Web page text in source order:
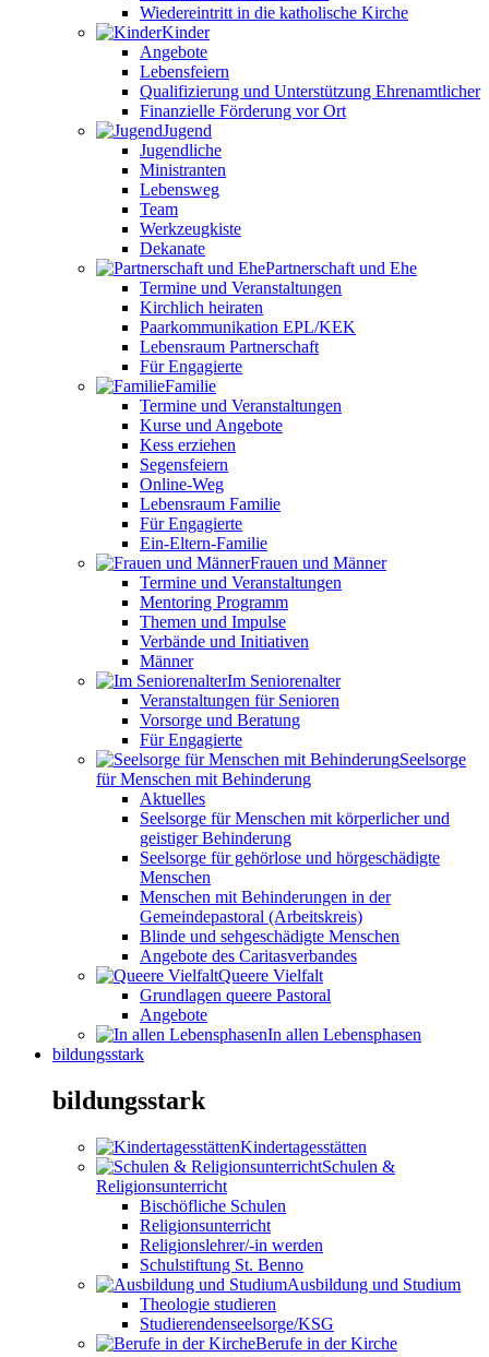
Wiedereintritt in die katholische Kirche
Kinder
Angebote
Lebensfeiern
Qualifizierung und Unterstützung Ehrenamtlicher
Finanzielle Förderung vor Ort
Jugend
Jugendliche
Ministranten
Lebensweg
Team
Werkzeugkiste
Dekanate
Partnerschaft und Ehe
Termine und Veranstaltungen
Kirchlich heiraten
Paarkommunikation EPL/KEK
Lebensraum Partnerschaft
Für Engagierte
Familie
Termine und Veranstaltungen
Kurse und Angebote
Kess erziehen
Segensfeiern
Online-Weg
Lebensraum Familie
Für Engagierte
Ein-Eltern-Familie
Frauen und Männer
Termine und Veranstaltungen
Mentoring Programm
Themen und Impulse
Verbände und Initiativen
Männer
Im Seniorenalter
Veranstaltungen für Senioren
Vorsorge und Beratung
Für Engagierte
Seelsorge
für Menschen mit Behinderung
Aktuelles
Seelsorge für Menschen mit körperlicher und
geistiger Behinderung
Seelsorge für gehörlose und hörgeschädigte
Menschen
Menschen mit Behinderungen in der
Gemeindepastoral (Arbeitskreis)
Blinde und sehgeschädigte Menschen
Angebote des Caritasverbandes
Queere Vielfalt
Grundlagen queere Pastoral
Angebote
In allen Lebensphasen
bildungsstark
bildungsstark
Kindertagesstätten
Schulen &
Religionsunterricht
Bischöfliche Schulen
Religionsunterricht
Religionslehrer/-in werden
Schulstiftung St. Benno
Ausbildung und Studium
Theologie studieren
Studierendenseelsorge/KSG
Berufe in der Kirche